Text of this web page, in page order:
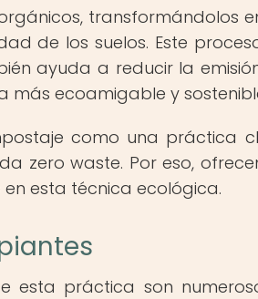
transformándolos
de los suelos. Este
ayuda a reducir la
más ecoamigable y
como una práctica
zero waste. Por eso,
esta técnica ecológica.
esta práctica son